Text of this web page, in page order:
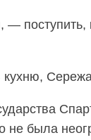
поступить,
не была